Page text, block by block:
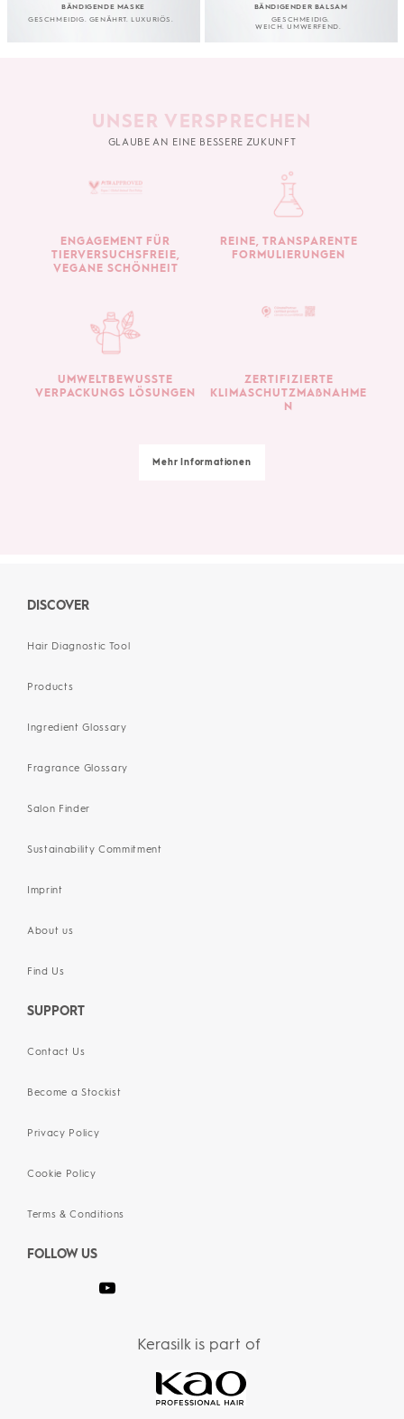
BÄNDIGENDE MASKE
GESCHMEIDIG. GENÄHRT. LUXURIÖS.
BÄNDIGENDER BALSAM
GESCHMEIDIG.
WEICH. UMWERFEND.
UNSER VERSPRECHEN
GLAUBE AN EINE BESSERE ZUKUNFT
Mehr Informationen
ENGAGEMENT FÜR
TIERVERSUCHSFREIE,
VEGANE SCHÖNHEIT
REINE, TRANSPARENTE
FORMULIERUNGEN
UMWELTBEWUSSTE
VERPACKUNGS LÖSUNGEN
ZERTIFIZIERTE
KLIMASCHUTZMAßNAHME
N
DISCOVER
Hair Diagnostic Tool
Products
Ingredient Glossary
Fragrance Glossary
Salon Finder
Sustainability Commitment
Imprint
About us
Find Us
SUPPORT
Contact Us
Become a Stockist
Privacy Policy
Cookie Policy
Terms & Conditions
FOLLOW US
Kerasilk is part of